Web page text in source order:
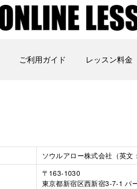
ご利用ガイド レッスン料金
ソウルアロー株式会社（英文
〒163-1030
東京都新宿区西新宿3-7-1 パ